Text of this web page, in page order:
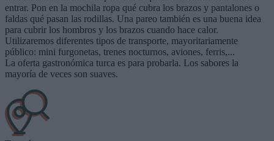
entrar. Pon en la mochila ropa qué cubra los brazos y pantalones o
faldas qué pasan las rodillas. Una pareo también es una buena idea
para cubrir los hombros y los brazos cuando hace calor.
Utilizaremos diferentes tipos de transporte, mayoritariamente
público: mini furgonetas, trenes nocturnos, aviones, ferris,...
La oferta gastronómica turca es para probarla. Los sabores la
mayoría de veces son suaves.